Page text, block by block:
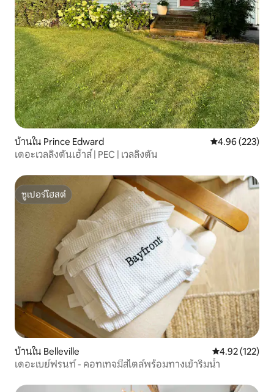
บ้านใน Prince Edward คะแนนเฉลี่ย
4.96 (223)
เดอะเวลลิงตันเฮ้าส์ | PEC | เวลลิงตัน
ซูเปอร์โฮสต์
ซูเปอร์โฮสต์
บ้านใน Belleville คะแนนเฉลี่ย
4.92 (122)
เดอะเบย์ฟรนท์ - คอทเทจมีสไตล์พร้อมทางเข้าริมน้ำ